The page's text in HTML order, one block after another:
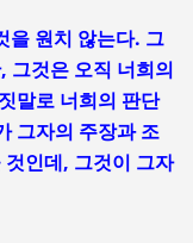
을 원치 않는다. 그
그것은 오직 너희의
말로 너희의 판단
그자의 주장과 조
인데, 그것이 그자